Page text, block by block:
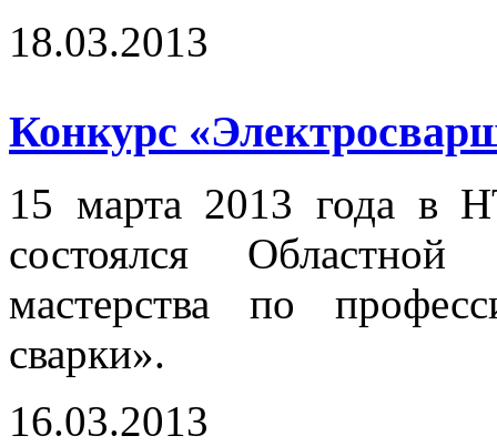
18.03.2013
Конкурс
15 марта 2013 года
состоялся Областной
мастерства по
сварки».
16.03.2013